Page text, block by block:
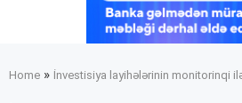
Home » İnvestisiya layihələrinin monitorinqi